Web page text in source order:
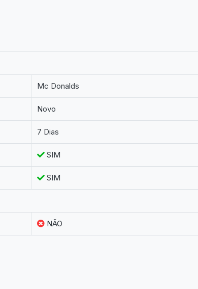
Mc Donalds
Novo
7 Dias
SIM
SIM
NÃO